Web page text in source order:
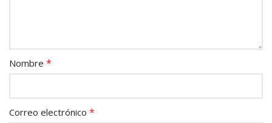
Nombre *
Correo electrónico *